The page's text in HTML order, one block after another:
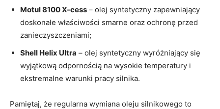
Motul 8100 X-cess – olej syntetyczny zapewniający
doskonałe właściwości smarne oraz ochronę przed
zanieczyszczeniami;
Shell Helix Ultra – olej syntetyczny‌ wyróżniający⁣ się
wyjątkową odpornością na wysokie temperatury i
ekstremalne warunki pracy ​silnika.
Pamiętaj, że regularna wymiana oleju ⁣silnikowego to